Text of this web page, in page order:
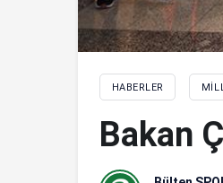
HABERLER
Bakan